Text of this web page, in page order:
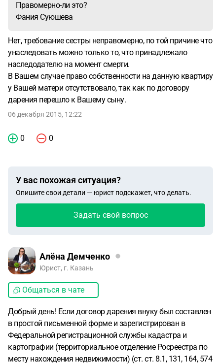
Правомерно-ли это?
Фания Cуюшева
Нет, требование сестры неправомерно, по той причине что
унаследовать можно только то, что принадлежало
наследодателю на момент смерти.
В Вашем случае право собственности на данную квартиру
у Вашей матери отсутствовало, так как по договору
дарения перешло к Вашему сыну.
06 декабря 2015, 12:22
0 0
У вас похожая ситуация?
Опишите свои детали — юрист подскажет, что делать.
Задать свой вопрос
Алёна Демченко
Юрист, г. Казань
Общаться в чате
Добрый день! Если договор дарения внуку был составлен
в простой письменной форме и зарегистрирован в
Федеральной регистрационной службы кадастра и
картографии (территориальное отделение Росреестра по
месту нахождения недвижимости) (ст. ст. 8.1, 131, 164, 574